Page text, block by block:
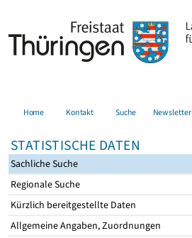
Home Kontakt Suche Newsletter
STATISTISCHE DATEN
Sachliche Suche
Regionale Suche
Kürzlich bereitgestellte Daten
Allgemeine Angaben, Zuordnungen